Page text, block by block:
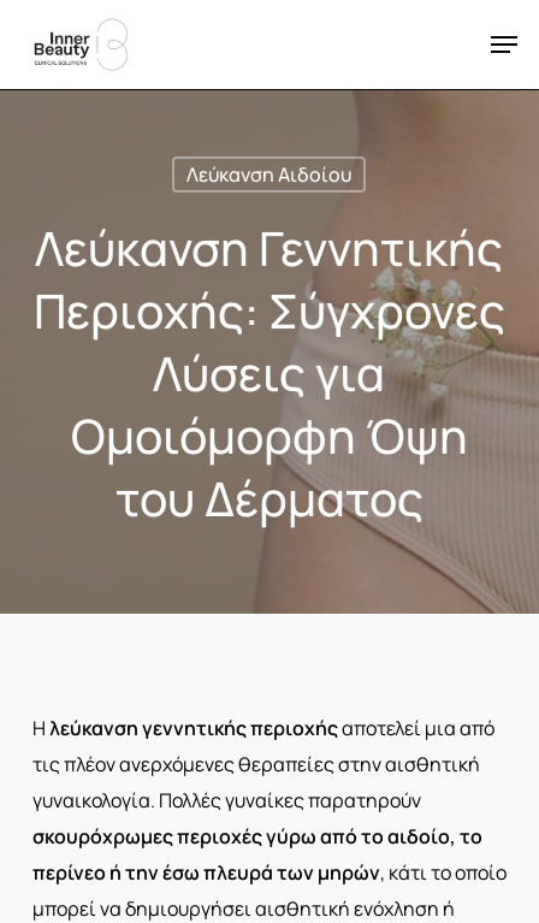
main
Λεύκανση Αιδοίου
Λεύκανση Γεννητικής
Περιοχής: Σύγχρονες
Λύσεις για
Ομοιόμορφη Όψη
του Δέρματος
Ηλεύκανση γεννητικής περιοχήςαποτελεί μια από
τις πλέον ανερχόμενες θεραπείες στην αισθητική
γυναικολογία. Πολλές γυναίκες παρατηρούν
σκουρόχρωμες περιοχές γύρω από το αιδοίο, το
περίνεο ή την έσω πλευρά των μηρών, κάτι το οποίο
μπορεί να δημιουργήσει αισθητική ενόχληση ή